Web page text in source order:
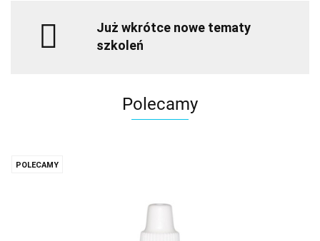
Już wkrótce nowe tematy
szkoleń
Polecamy
POLECAMY